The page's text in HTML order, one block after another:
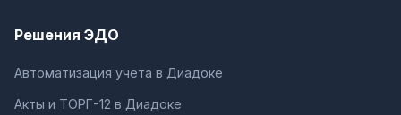
Решения ЭДО
Автоматизация учета в Диадоке
Акты и ТОРГ-12 в Диадоке